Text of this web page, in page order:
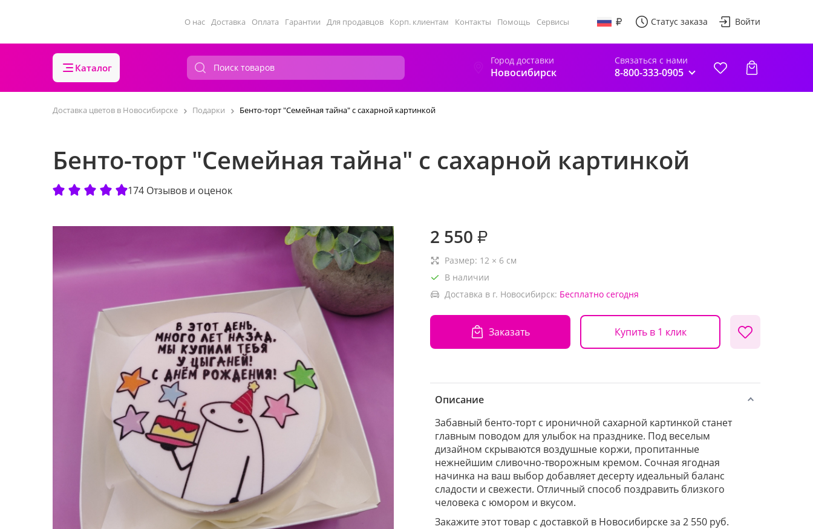
О нас Доставка Оплата Гарантии Для продавцов Корп. клиентам Контакты Помощь Сервисы Статус заказа Войти
Каталог
Город доставки
Новосибирск
Связаться с нами
8-800-333-0905
Доставка цветов в Новосибирске Подарки Бенто-торт "Семейная тайна" с сахарной картинкой
Бенто-торт "Семейная тайна" с сахарной картинкой
174 Отзывов и оценок
2 550 ₽
Размер: 12 × 6 см
В наличии
Доставка в г. Новосибирск: Бесплатно сегодня
Заказать Купить в 1 клик
Описание
Забавный бенто-торт с ироничной сахарной картинкой станет
главным поводом для улыбок на празднике. Под веселым
дизайном скрываются воздушные коржи, пропитанные
нежнейшим сливочно-творожным кремом. Сочная ягодная
начинка на ваш выбор добавляет десерту идеальный баланс
сладости и свежести. Отличный способ поздравить близкого
человека с юмором и вкусом.
Закажите этот товар с доставкой в Новосибирске за 2 550 руб.